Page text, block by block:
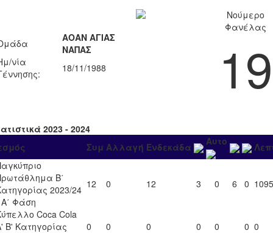
ΑΟΑΝ ΑΓΙΑΣ
ΝΑΠΑΣ
νία
18/11/1988
Νούμερο
Φανέλας
19
2023 - 2024
Συμ Αλλαγή Ενδεκάδα Αυτο
Β΄
2023/24
Φάση
12 0 12 3 0 6 0 1095
Coca Cola
Β' Κατηγορίας
0 0 0 0 0 0 0